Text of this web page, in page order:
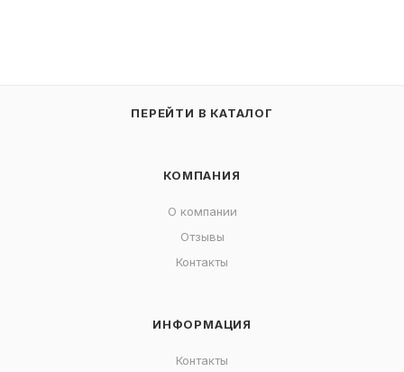
ПЕРЕЙТИ В КАТАЛОГ
КОМПАНИЯ
О компании
Отзывы
Контакты
ИНФОРМАЦИЯ
Контакты